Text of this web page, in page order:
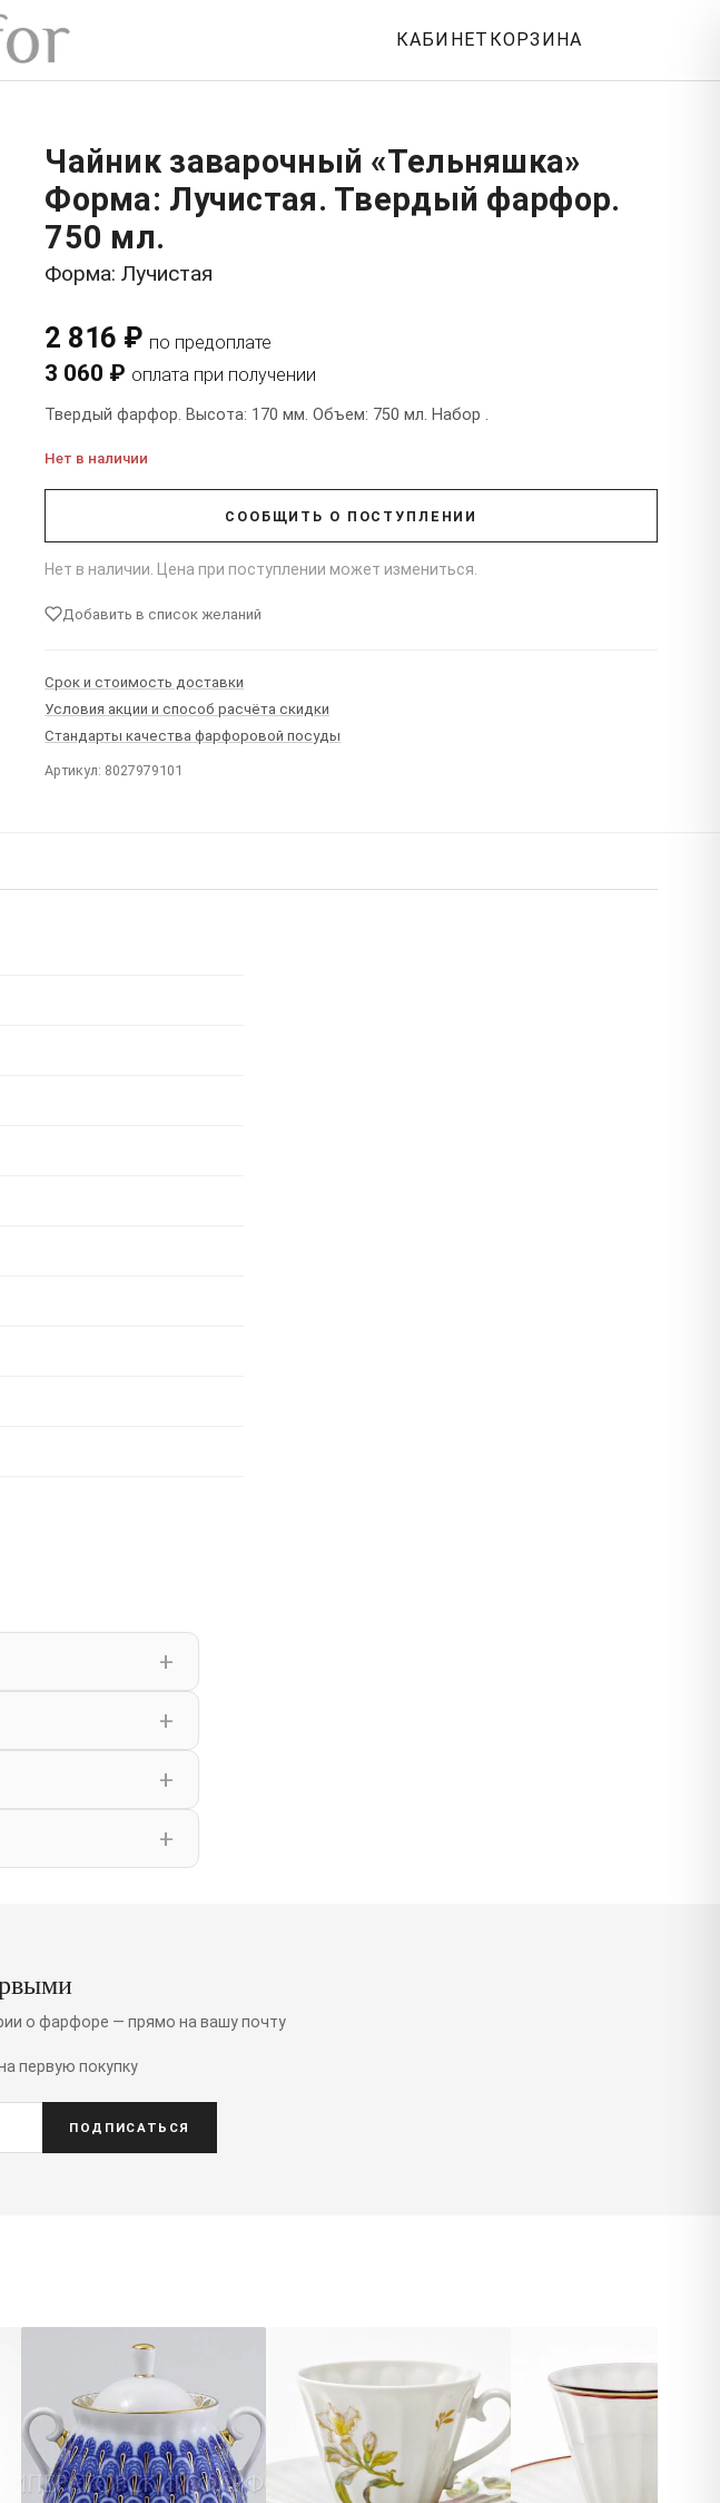
КАБИНЕТ КОРЗИНА
Чайник заварочный «Тельняшка»
Форма: Лучистая. Твердый фарфор.
750 мл.
Форма: Лучистая
2 816 ₽ по предоплате
3 060 ₽ оплата при получении
Твердый фарфор. Высота: 170 мм. Объем: 750 мл. Набор .
Нет в наличии
СООБЩИТЬ О ПОСТУПЛЕНИИ
Нет в наличии. Цена при поступлении может измениться.
Добавить в список желаний
Срок и стоимость доставки
Условия акции и способ расчёта скидки
Стандарты качества фарфоровой посуды
Артикул: 8027979101
о фарфоре — прямо на вашу почту
первую покупку
ПОДПИСАТЬСЯ